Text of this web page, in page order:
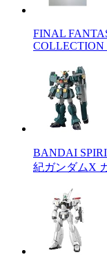
FINAL
BANDAI
紀ガンダムX